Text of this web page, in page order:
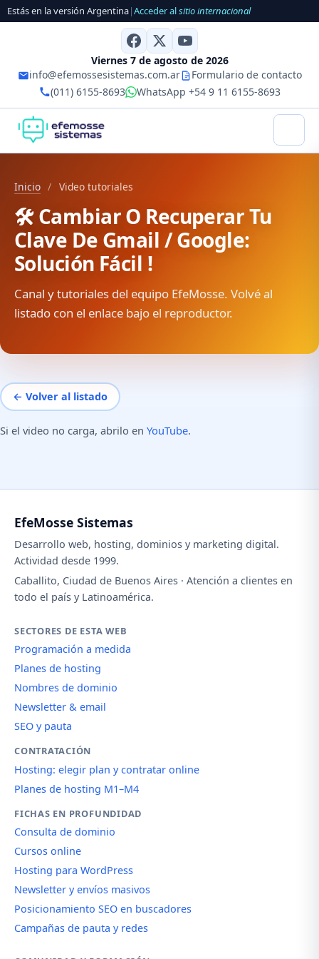
Estás en la versión Argentina|Acceder alsitio internacional
Viernes 7 de agosto de 2026
info@efemossesistemas.com.ar
Formulario de contacto
(011) 6155-8693
WhatsApp +54 9 11 6155-8693
Inicio / Video tutoriales
🛠️ Cambiar O Recuperar Tu
Clave De Gmail / Google:
Solución Fácil !
Canal y tutoriales del equipo EfeMosse. Volvé al
listado con el enlace bajo el reproductor.
← Volver al listado
Si el video no carga, abrilo en YouTube.
EfeMosse Sistemas
Desarrollo web, hosting, dominios y marketing digital.
Actividad desde 1999.
Caballito, Ciudad de Buenos Aires · Atención a clientes en
todo el país y Latinoamérica.
SECTORES DE ESTA WEB
Programación a medida
Planes de hosting
Nombres de dominio
Newsletter & email
SEO y pauta
CONTRATACIÓN
Hosting: elegir plan y contratar online
Planes de hosting M1–M4
FICHAS EN PROFUNDIDAD
Consulta de dominio
Cursos online
Hosting para WordPress
Newsletter y envíos masivos
Posicionamiento SEO en buscadores
Campañas de pauta y redes